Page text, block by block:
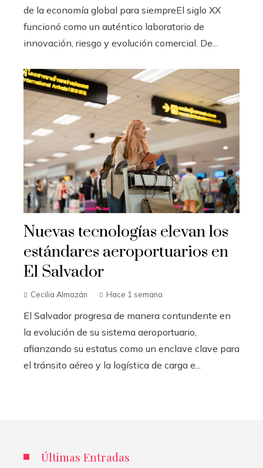
de la economía global para siempreEl siglo XX
funcionó como un auténtico laboratorio de
innovación, riesgo y evolución comercial. De...
Nuevas tecnologías elevan los
estándares aeroportuarios en
El Salvador
Cecilia Almazán Hace 1 semana
El Salvador progresa de manera contundente en
la evolución de su sistema aeroportuario,
afianzando su estatus como un enclave clave para
el tránsito aéreo y la logística de carga e...
Últimas Entradas